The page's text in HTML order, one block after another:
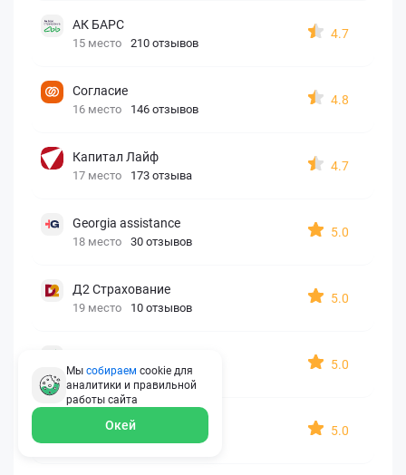
АК БАРС
15 место 210 отзывов
4.7
Согласие
16 место 146 отзывов
4.8
Капитал Лайф
17 место 173 отзыва
4.7
Georgia assistance
18 место 30 отзывов
5.0
Д2 Страхование
19 место 10 отзывов
5.0
20 место 7 отзывов
5.0
OxySport
5.0
Мы собираем cookie для
аналитики и правильной
работы сайта
Окей